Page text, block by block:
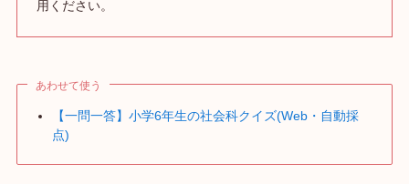
用ください。
あわせて使う
【一問一答】小学6年生の社会科クイズ(Web・自動採
点)